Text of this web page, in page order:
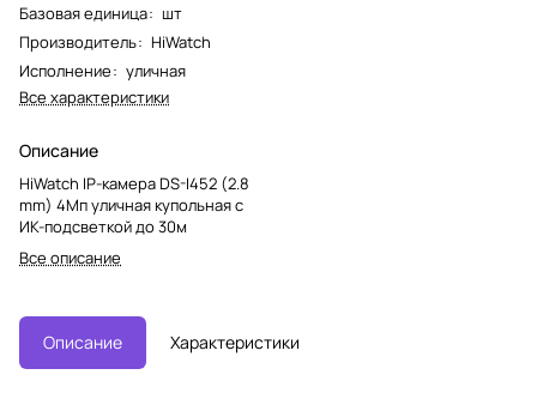
Базовая единица: шт
Производитель: HiWatch
Исполнение: уличная
Все характеристики
Описание
HiWatch IP-камера DS-I452 (2.8
mm) 4Мп уличная купольная с
ИК-подсветкой до 30м
Все описание
Описание Характеристики